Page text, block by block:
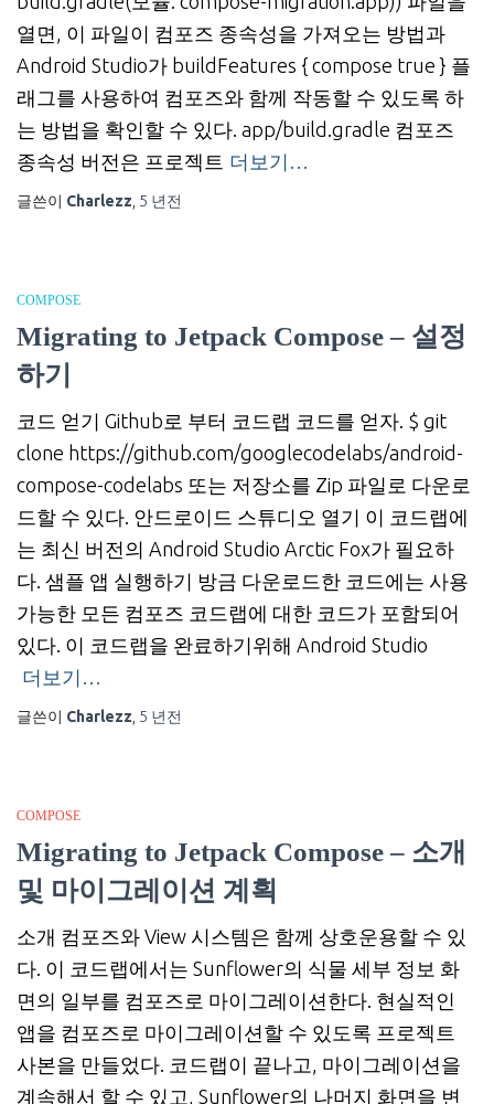
열면, 이 파일이 컴포즈 종속성을 가져오는 방법과
Android Studio가 buildFeatures { compose true } 플
래그를 사용하여 컴포즈와 함께 작동할 수 있도록 하
는 방법을 확인할 수 있다. app/build.gradle 컴포즈
종속성 버전은 프로젝트 더보기…
글쓴이 Charlezz 5 년전
COMPOSE
Migrating to Jetpack Compose – 설정
하기
코드 얻기 Github로 부터 코드랩 코드를 얻자. $ git
clone https://github.com/googlecodelabs/android-
compose-codelabs 또는 저장소를 Zip 파일로 다운로
드할 수 있다. 안드로이드 스튜디오 열기 이 코드랩에
는 최신 버전의 Android Studio Arctic Fox가 필요하
다. 샘플 앱 실행하기 방금 다운로드한 코드에는 사용
가능한 모든 컴포즈 코드랩에 대한 코드가 포함되어
있다. 이 코드랩을 완료하기위해 Android Studio
더보기…
글쓴이 Charlezz 5 년전
COMPOSE
Migrating to Jetpack Compose – 소개
및 마이그레이션 계획
소개 컴포즈와 View 시스템은 함께 상호운용할 수 있
다. 이 코드랩에서는 Sunflower의 식물 세부 정보 화
면의 일부를 컴포즈로 마이그레이션한다. 현실적인
앱을 컴포즈로 마이그레이션할 수 있도록 프로젝트
사본을 만들었다. 코드랩이 끝나고, 마이그레이션을
계속해서 할 수 있고, Sunflower의 나머지 화면을 변